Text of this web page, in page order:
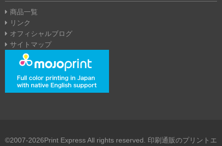
商品一覧
リンク
オフィシャルブログ
サイトマップ
©2007-2026Print Express All rights reserved. 印刷通販のプリントエ